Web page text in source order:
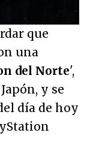
que
una
del Norte',
y se
día de hoy